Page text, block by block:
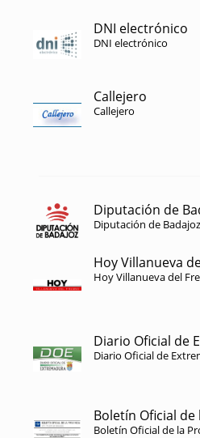
DNI electrónico
DNI electrónico
Callejero
Callejero
Diputación de
Diputación de Badajoz
Hoy Villanueva
Hoy Villanueva del
Diario Oficial de
Diario Oficial de
Boletín Oficial de
Boletín Oficial de la